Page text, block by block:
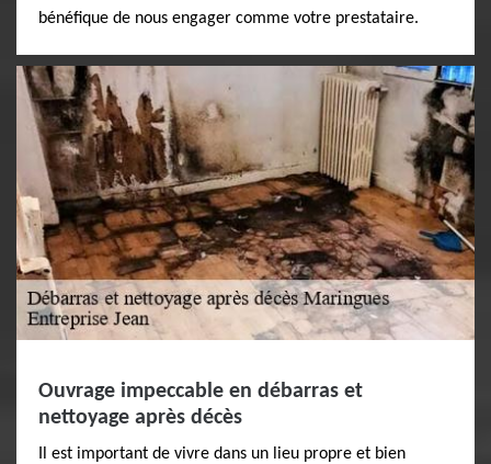
bénéfique de nous engager comme votre prestataire.
Ouvrage impeccable en débarras et
nettoyage après décès
Il est important de vivre dans un lieu propre et bien